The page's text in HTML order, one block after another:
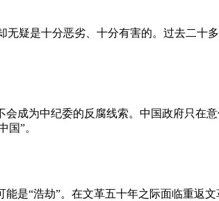
疑是十分恶劣、十分有害的。过去二十
成为中纪委的反腐线索。中国政府只在
”。
是“浩劫”。在文革五十年之际面临重返